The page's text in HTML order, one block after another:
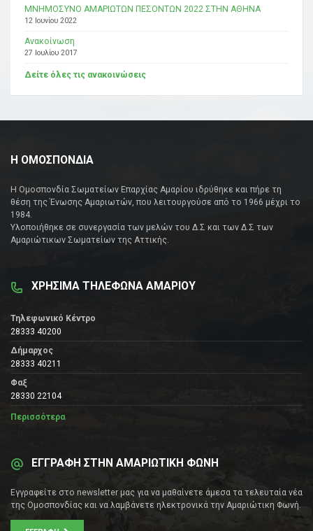
ΜΝΗΜΟΣΥΝΟ ΑΜΑΡΙΩΤΩΝ ΠΕΣΟΝΤΩΝ 2022 ΣΤΗΝ ΑΘΗΝΑ
12 Ιουνίου 2022
Ανακοίνωση
27 Ιουλίου 2017
Δείτε όλες τις ανακοινώσεις
Η ΟΜΟΣΠΟΝΔΙΑ
Η Ομοσπονδία Σωματείων Επαρχίας Αμαρίου ιδρύθηκε και πήρε τη
θέση της Ένωσης Αμαριωτών, που λειτουργούσε από το 1966 μέχρι το
1984.
Υλοποιήθηκε σε συνεργασία των μελών του Δ.Σ και των Δ.Σ των
Αμαριώτικων Σωματείων της Αττικής.
ΧΡΗΣΙΜΑ ΤΗΛΕΦΩΝΑ ΑΜΑΡΙΟΥ
Τηλεφωνικό Κέντρο
28333 40200
Δήμαρχος
28333 40211
Φαξ
28330 22104
Περισσότερα
ΕΓΓΡΑΦΗ ΣΤΗΝ ΑΜΑΡΙΩΤΙΚΗ ΦΩΝΗ
Εγγραφείτε στο newsletter μας για να μαθαίνετε άμεσα τα τελευταία νέα
της Ομοσπονδίας και να λαμβάνετε ηλεκτρονικά την Αμαριώτικη Φωνή.